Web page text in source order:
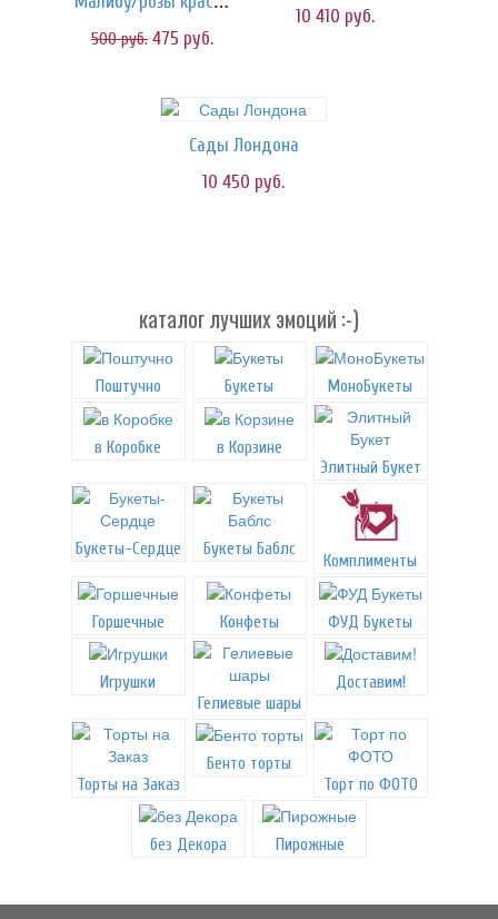
500руб. 475 руб.
10 410 руб.
Сады Лондона
10 450 руб.
каталог лучших эмоций :-)
Поштучно Букеты МоноБукеты
в Коробке
в Корзине
Элитный Букет
Букеты-Сердце Букеты Баблс
Комплименты
Горшечные Конфеты ФУД Букеты
Игрушки
Гелиевые шары
Доставим!
Торты на Заказ
Бенто торты
Торт по ФОТО
без Декора Пирожные